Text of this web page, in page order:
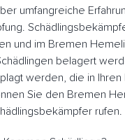
umfangreiche
und im Bremen
belagert
werden, die in Ihren
Sie den Bremen
rufen.